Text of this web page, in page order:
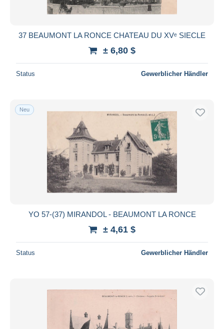
37 BEAUMONT LA RONCE CHATEAU DU XVᵉ SIECLE
± 6,80 $
Status Gewerblicher Händler
Neu
YO 57-(37) MIRANDOL - BEAUMONT LA RONCE
± 4,61 $
Status Gewerblicher Händler